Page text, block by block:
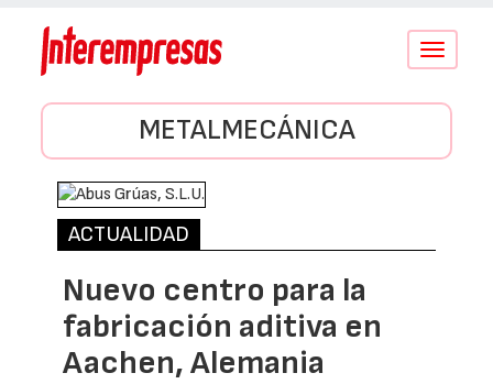
Conmutar
METALMECÁNICA
ACTUALIDAD
Nuevo centro para la
fabricación aditiva en
Aachen, Alemania